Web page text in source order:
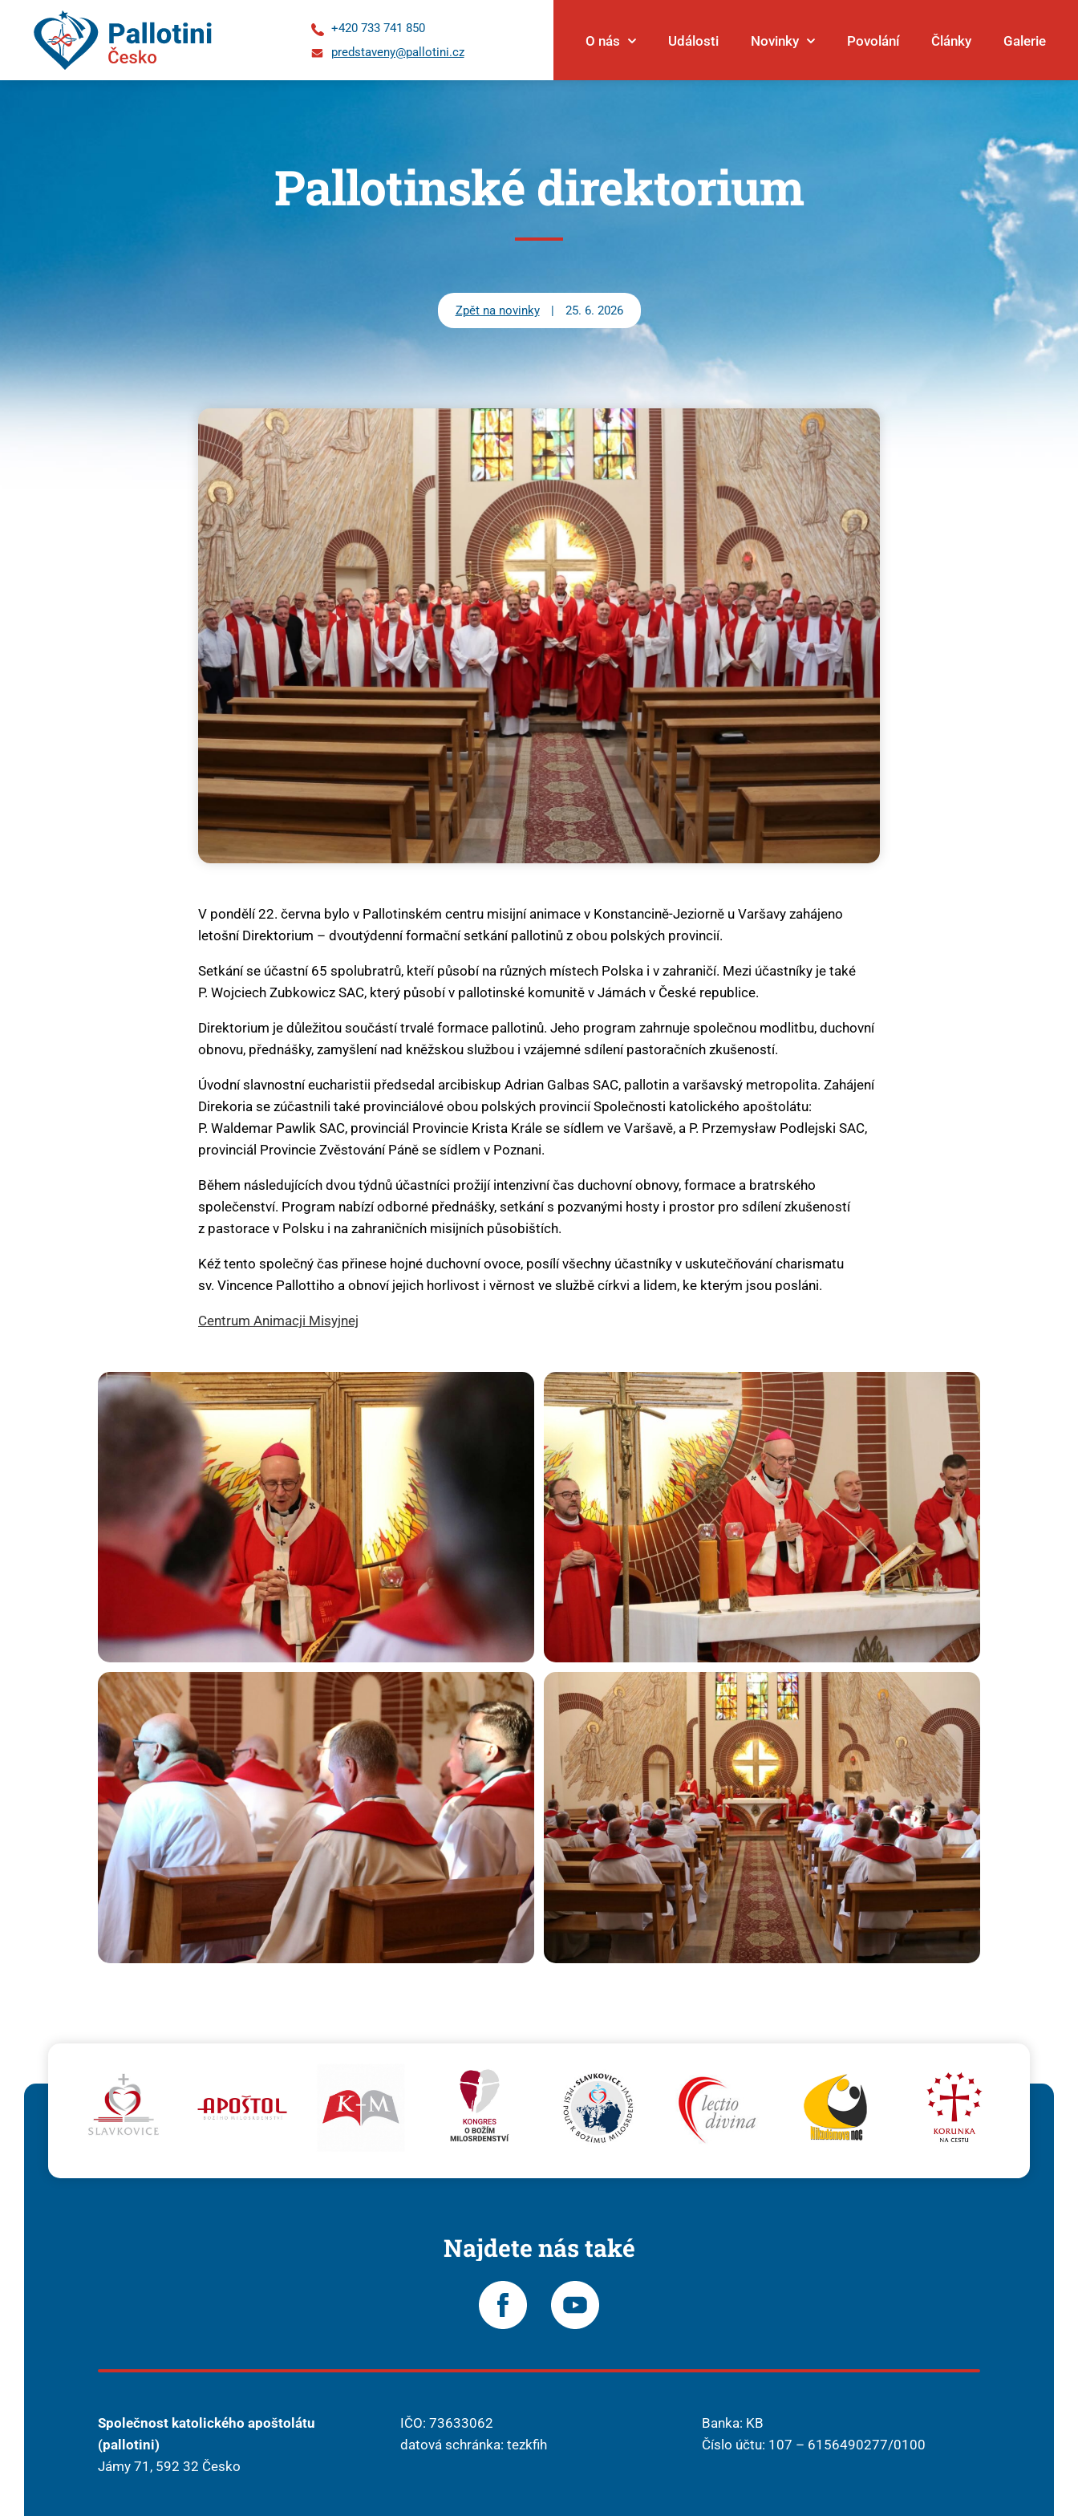
+420 733 741 850
+420 733 741 850
predstaveny@pallotini.cz
O nás Události Novinky Povolání Články Galerie
Pallotinské direktorium
Zpět na novinky | 25. 6. 2026
V pondělí 22. června bylo v Pallotinském centru misijní animace v Konstancině-Jeziorně u Varšavy zahájeno
letošní Direktorium – dvoutýdenní formační setkání pallotinů z obou polských provincií.
Setkání se účastní 65 spolubratrů, kteří působí na různých místech Polska i v zahraničí. Mezi účastníky je také
P. Wojciech Zubkowicz SAC, který působí v pallotinské komunitě v Jámách v České republice.
Direktorium je důležitou součástí trvalé formace pallotinů. Jeho program zahrnuje společnou modlitbu, duchovní
obnovu, přednášky, zamyšlení nad kněžskou službou i vzájemné sdílení pastoračních zkušeností.
Úvodní slavnostní eucharistii předsedal arcibiskup Adrian Galbas SAC, pallotin a varšavský metropolita. Zahájení
Direkoria se zúčastnili také provinciálové obou polských provincií Společnosti katolického apoštolátu:
P. Waldemar Pawlik SAC, provinciál Provincie Krista Krále se sídlem ve Varšavě, a P. Przemysław Podlejski SAC,
provinciál Provincie Zvěstování Páně se sídlem v Poznani.
Během následujících dvou týdnů účastníci prožijí intenzivní čas duchovní obnovy, formace a bratrského
společenství. Program nabízí odborné přednášky, setkání s pozvanými hosty i prostor pro sdílení zkušeností
z pastorace v Polsku i na zahraničních misijních působištích.
Kéž tento společný čas přinese hojné duchovní ovoce, posílí všechny účastníky v uskutečňování charismatu
sv. Vincence Pallottiho a obnoví jejich horlivost i věrnost ve službě církvi a lidem, ke kterým jsou posláni.
Centrum Animacji Misyjnej
Najdete nás také
Společnost katolického apoštolátu
(pallotini)
Jámy 71, 592 32 Česko
IČO: 73633062
datová schránka: tezkfih
Banka: KB
Číslo účtu: 107 – 6156490277/0100